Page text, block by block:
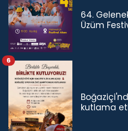
64.
Üzüm
kutlama
6